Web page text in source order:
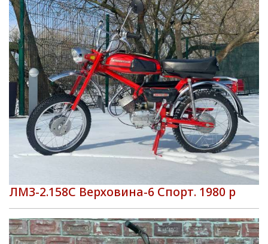
ЛМЗ-2.158С Верховина-6 Спорт. 1980 р